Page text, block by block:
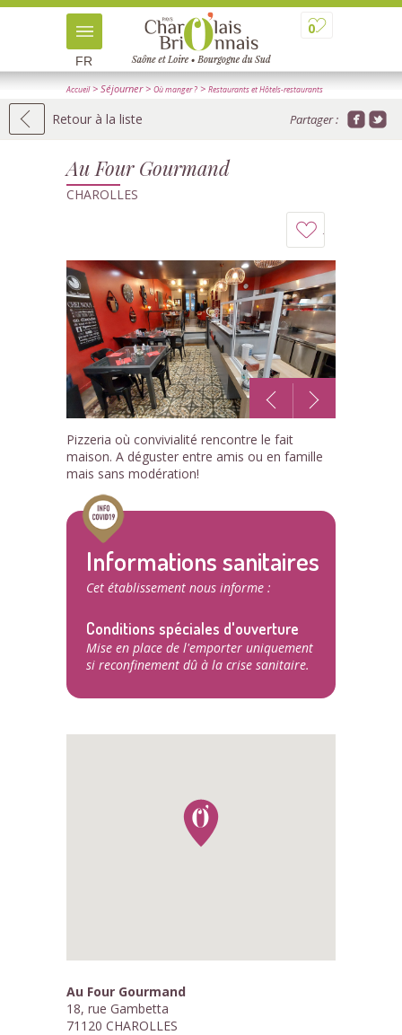
0
FR
Accueil> Séjourner> Où manger ? > Restaurants et Hôtels-restaurants
Retour à la liste Partager :
Au Four Gourmand
CHAROLLES
à
mon
carnet
1 /2
Pizzeria où convivialité rencontre le fait
maison. A déguster entre amis ou en famille
mais sans modération!
Informations sanitaires
Cet établissement nous informe :
Conditions spéciales d'ouverture
Mise en place de l'emporter uniquement
si reconfinement dû à la crise sanitaire.
Au Four Gourmand
18, rue Gambetta
71120 CHAROLLES